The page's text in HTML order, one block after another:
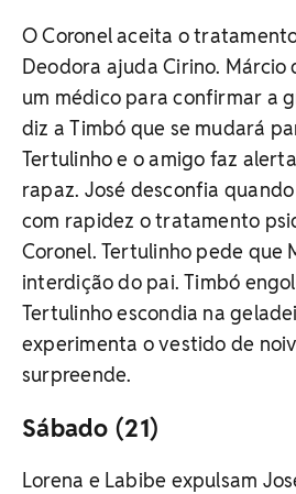
O Coronel aceita o
Deodora ajuda Cirino. Márcio
um médico para confirmar a
diz a Timbó que se mudará
Tertulinho e o amigo faz
rapaz. José desconfia
com rapidez o tratamento
Coronel. Tertulinho pede que
interdição do pai. Timbó
Tertulinho escondia na
experimenta o vestido de
surpreende.
Sábado (21)
Lorena e Labibe expulsam